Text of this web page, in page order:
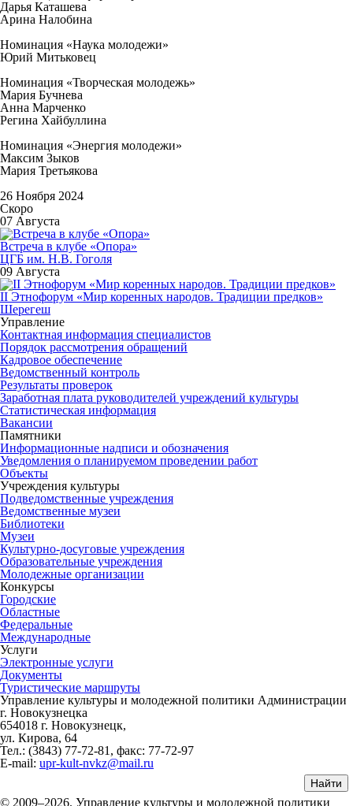
Дарья Каташева
Арина Налобина
Номинация «Наука молодежи»
Юрий Митьковец
Номинация «Творческая молодежь»
Мария Бучнева
Анна Марченко
Регина Хайбуллина
Номинация «Энергия молодежи»
Максим Зыков
Мария Третьякова
26 Ноября 2024
Скоро
07 Августа
Встреча в клубе «Опора»
ЦГБ им. Н.В. Гоголя
09 Августа
II Этнофорум «Мир коренных народов. Традиции предков»
Шерегеш
Управление
Контактная информация специалистов
Порядок рассмотрения обращений
Кадровое обеспечение
Ведомственный контроль
Результаты проверок
Заработная плата руководителей учреждений культуры
Статистическая информация
Вакансии
Памятники
Информационные надписи и обозначения
Уведомления о планируемом проведении работ
Объекты
Учреждения культуры
Подведомственные учреждения
Ведомственные музеи
Библиотеки
Музеи
Культурно-досуговые учреждения
Образовательные учреждения
Молодежные организации
Конкурсы
Городские
Областные
Федеральные
Международные
Услуги
Электронные услуги
Документы
Туристические маршруты
Управление культуры и молодежной политики Администрации
г. Новокузнецка
654018 г. Новокузнецк,
ул. Кирова, 64
Тел.: (3843) 77-72-81 , факс: 77-72-97
E-mail: upr-kult-nvkz@mail.ru
© 2009–2026. Управление культуры и молодежной политики